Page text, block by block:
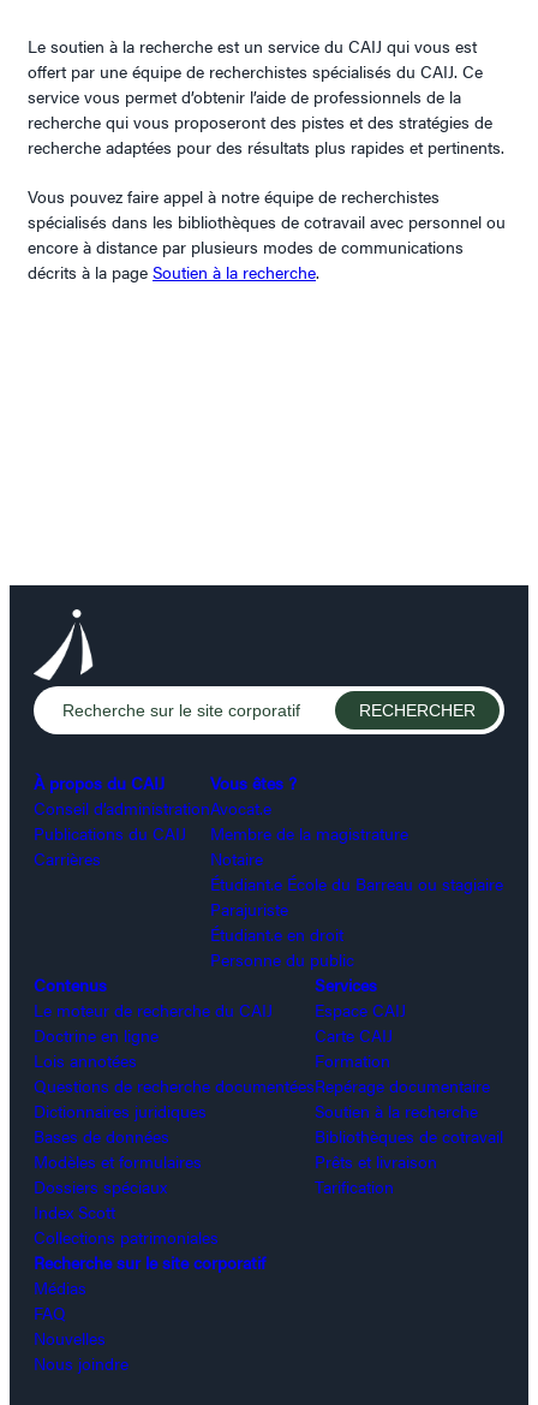
Le soutien à la recherche est un service du CAIJ qui vous est
offert par une équipe de recherchistes spécialisés du CAIJ. Ce
service vous permet d’obtenir l’aide de professionnels de la
recherche qui vous proposeront des pistes et des stratégies de
recherche adaptées pour des résultats plus rapides et pertinents.
Vous pouvez faire appel à notre équipe de recherchistes
spécialisés dans les bibliothèques de cotravail avec personnel ou
encore à distance par plusieurs modes de communications
décrits à la page Soutien à la recherche.
À propos du CAIJ
Conseil d’administration
Publications du CAIJ
Carrières
Vous êtes ?
Avocat.e
Membre de la magistrature
Notaire
Étudiant.e École du Barreau ou stagiaire
Parajuriste
Étudiant.e en droit
Personne du public
Contenus
Le moteur de recherche du CAIJ
Doctrine en ligne
Lois annotées
Questions de recherche documentées
Dictionnaires juridiques
Bases de données
Modèles et formulaires
Dossiers spéciaux
Index Scott
Collections patrimoniales
Services
Espace CAIJ
Carte CAIJ
Formation
Repérage documentaire
Soutien à la recherche
Bibliothèques de cotravail
Prêts et livraison
Tarification
Recherche sur le site corporatif
Médias
FAQ
Nouvelles
Nous joindre